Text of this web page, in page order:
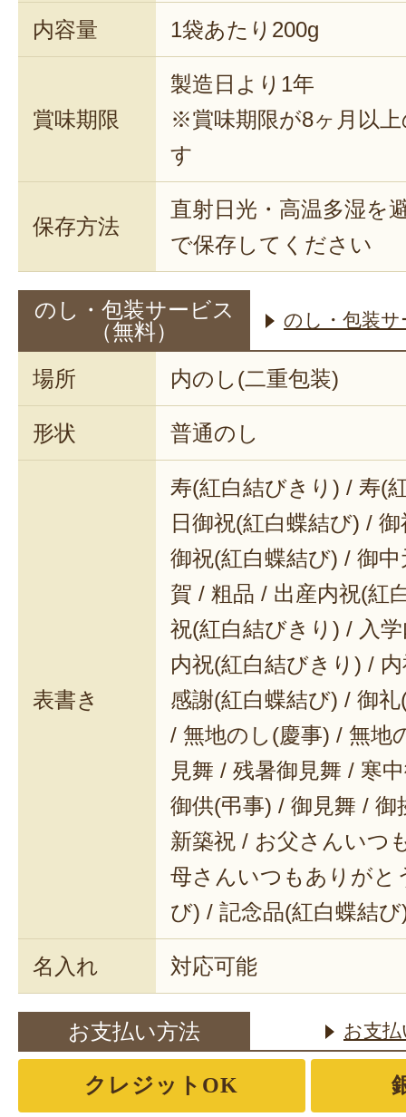
内容量 1袋あたり200g
賞味期限
製造日より1年
※賞味期限が8ヶ月以
す
保存方法
直射日光・高温多湿を
で保存してください
のし・包装サービス
（無料）
のし・包装
場所 内のし(二重包装)
形状 普通のし
表書き
寿(紅白結びきり) / 寿(
日御祝(紅白蝶結び) /
御祝(紅白蝶結び) / 御
賀 / 粗品 / 出産内祝(紅
祝(紅白結びきり) / 入
内祝(紅白結びきり) /
感謝(紅白蝶結び) / 御
/ 無地のし(慶事) / 無地
見舞 / 残暑御見舞 / 寒
御供(弔事) / 御見舞 / 御
新築祝 / お父さんいつ
母さんいつもありがと
び) / 記念品(紅白蝶結び
名入れ 対応可能
お支払い方法 お支
クレジットOK